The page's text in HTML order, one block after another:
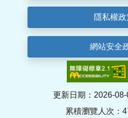
隱私權
網站安全
更新日期：2026-
累積瀏覽人次：